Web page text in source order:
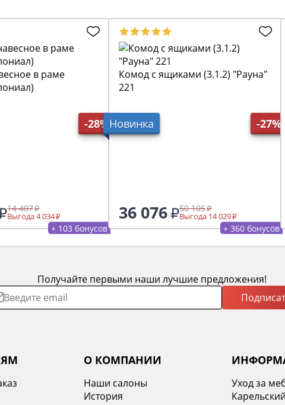
-28%
в раме
14 407
Выгода 4 034
+ 103 бонусов
Новинка -27%
Комод с ящиками (3.1.2) "Рауна"
221
36 076 50 105
Выгода 14 029
+ 360 бонусов
Получайте первыми наши лучшие предложения!
О КОМПАНИИ
Наши салоны
История
Уход за